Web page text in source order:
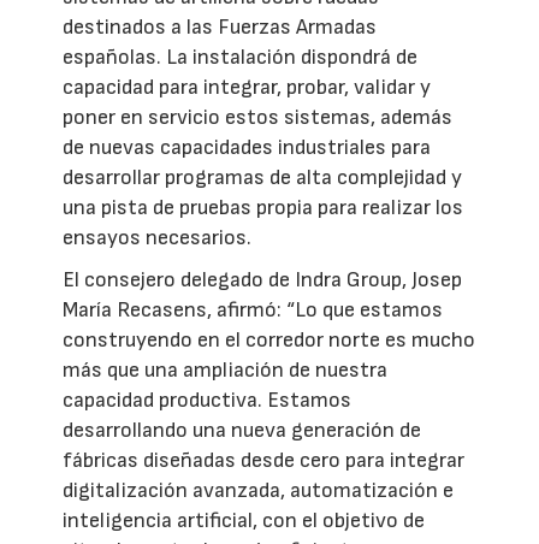
destinados a las Fuerzas Armadas
españolas. La instalación dispondrá de
capacidad para integrar, probar, validar y
poner en servicio estos sistemas, además
de nuevas capacidades industriales para
desarrollar programas de alta complejidad y
una pista de pruebas propia para realizar los
ensayos necesarios.
El consejero delegado de Indra Group, Josep
María Recasens, afirmó: “Lo que estamos
construyendo en el corredor norte es mucho
más que una ampliación de nuestra
capacidad productiva. Estamos
desarrollando una nueva generación de
fábricas diseñadas desde cero para integrar
digitalización avanzada, automatización e
inteligencia artificial, con el objetivo de